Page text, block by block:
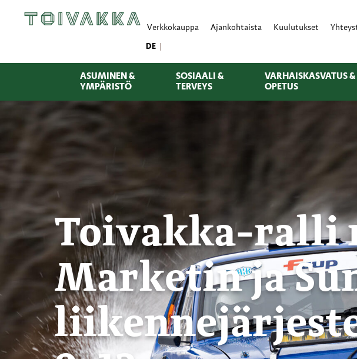
Verkkokauppa Ajankohtaista Kuulutukset
DE
ASUMINEN &
YMPÄRISTÖ
SOSIAALI &
TERVEYS
VARHAISKASVATUS &
OPETUS
Toivakka-ralli
Marketin ja